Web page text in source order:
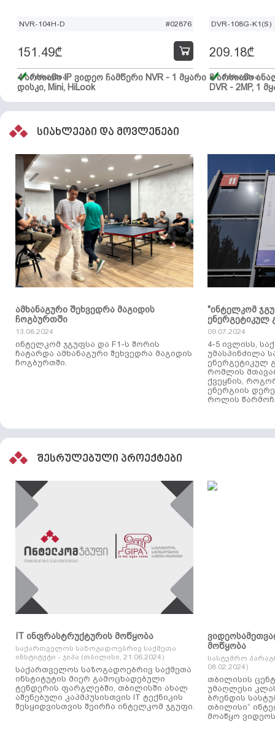
NVR-104H-D #02876
4 არხიანი IP ვიდეო ჩამწერი NVR - 1 მყარი
დისკი, Mini, HiLook
151.49₾
მარაგშია
DVR-108G-K1(S)
8 არხიანი
DVR - 2MP, 1
209.18₾
მარაგშია
სიახლეები და მოვლენები
ამხანაგური შეხვედრა მაგიდის
ჩოგბურთში
13.08.2024
ინტელკომ ჯგუფსა და F1-ს შორის
ჩატარდა ამხანაგური შეხვედრა მაგიდის
ჩოგბურთში.
"ინტელკომ
ენერგეტიკულ
09.07.2024
4-5 ივლისს,
უმასპინძილა
ენერგეტიკულ
რომლის
ქვეყნის,
ენერგიის
როლის
შესრულებული პროექტები
IT ინფრასტრუქტურის მოწყობა
საქართველოს საზოგადოებრივ საქმეთა
ინსტიტუტი - ჯიპა (თბილისი, 21.06.2024)
საქართველოს საზოგადოებრივ საქმეთა
ინსტიტუტის მიერ გამოცხადებული
ტენდერის ფარგლებში, თბილისში ახალ
აშენებული კაპმპუსისთვის IT ტექნიკის
შესყიდვისთვის შეირჩა ინტელკომ ჯგუფი.
მოწყობა
სასტუმრო
08.02.2024)
თბილისის
უმაღლესი
ბრენდის
თბილისი“
მოაწყო